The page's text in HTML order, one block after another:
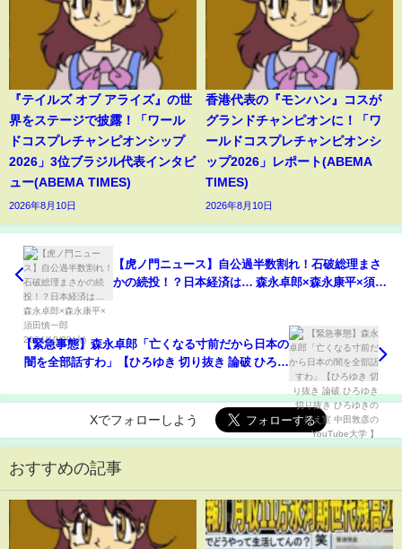
『テイルズ オブ アライズ』の世
界をステージで披露！「ワール
ドコスプレチャンピオンシップ
2026」3位ブラジル代表インタビ
ュー(ABEMA TIMES)
2026年8月10日
香港代表の『モンハン』コスが
グランドチャンピオンに！「ワ
ールドコスプレチャンピオンシ
ップ2026」レポート(ABEMA
TIMES)
2026年8月10日
【虎ノ門ニュース】自公過半数割れ！石破総理まさ
かの続投！？日本経済は… 森永卓郎×森永康平×須田
【緊急事態】森永卓郎「亡くなる寸前だから日本の
闇を全部話すわ」【ひろゆき 切り抜き 論破 ひろゆ
Xでフォローしよう
おすすめの記事